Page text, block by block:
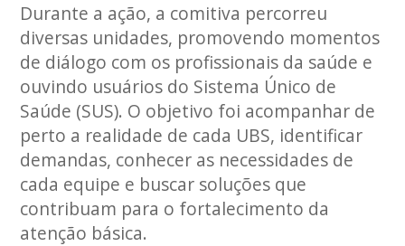
Durante a ação, a comitiva percorreu
diversas unidades, promovendo momentos
de diálogo com os profissionais da saúde e
ouvindo usuários do Sistema Único de
Saúde (SUS). O objetivo foi acompanhar de
perto a realidade de cada UBS, identificar
demandas, conhecer as necessidades de
cada equipe e buscar soluções que
contribuam para o fortalecimento da
atenção básica.